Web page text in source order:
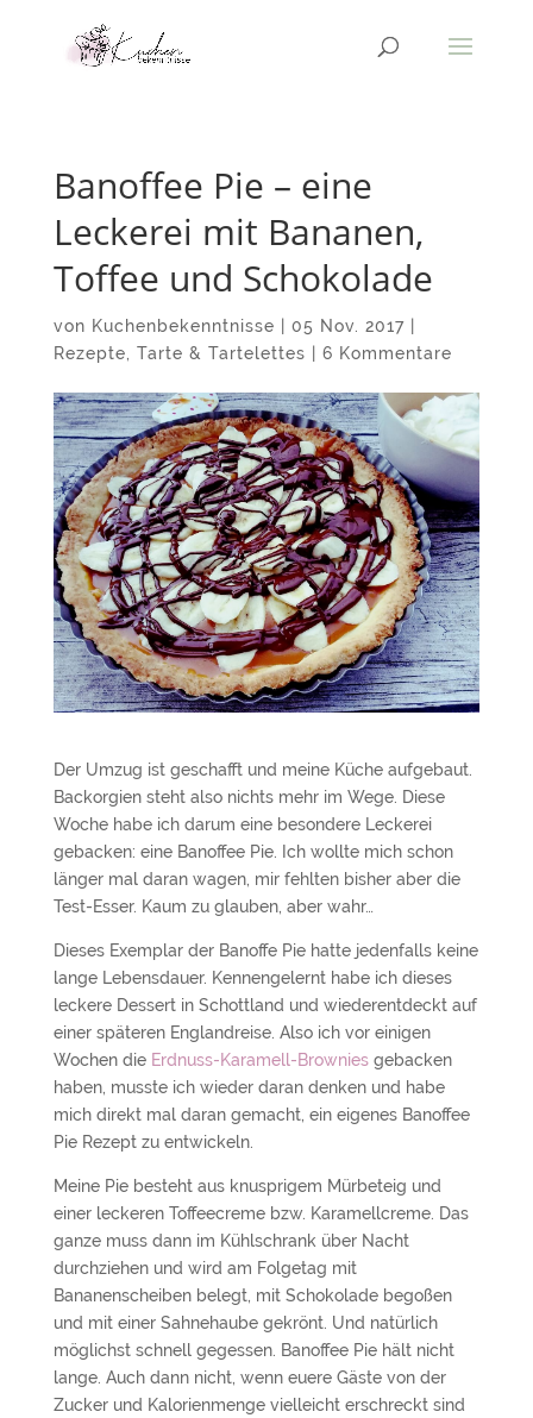
Banoffee Pie – eine
Leckerei mit Bananen,
Toffee und Schokolade
von Kuchenbekenntnisse 05 Nov. 2017|
Rezepte
Tarte & Tartelettes 6 Kommentare
Der Umzug ist geschafft und meine Küche aufgebaut.
Backorgien steht also nichts mehr im Wege. Diese
Woche habe ich darum eine besondere Leckerei
gebacken: eine Banoffee Pie. Ich wollte mich schon
länger mal daran wagen, mir fehlten bisher aber die
Test-Esser. Kaum zu glauben, aber wahr…
Dieses Exemplar der Banoffe Pie hatte jedenfalls keine
lange Lebensdauer. Kennengelernt habe ich dieses
leckere Dessert in Schottland und wiederentdeckt auf
einer späteren Englandreise. Also ich vor einigen
Wochen die Erdnuss-Karamell-Browniesgebacken
haben, musste ich wieder daran denken und habe
mich direkt mal daran gemacht, ein eigenes Banoffee
Pie Rezept zu entwickeln.
Meine Pie besteht aus knusprigem Mürbeteig und
einer leckeren Toffeecreme bzw. Karamellcreme. Das
ganze muss dann im Kühlschrank über Nacht
durchziehen und wird am Folgetag mit
Bananenscheiben belegt, mit Schokolade begoßen
und mit einer Sahnehaube gekrönt. Und natürlich
möglichst schnell gegessen. Banoffee Pie hält nicht
lange. Auch dann nicht, wenn euere Gäste von der
Zucker und Kalorienmenge vielleicht erschreckt sind